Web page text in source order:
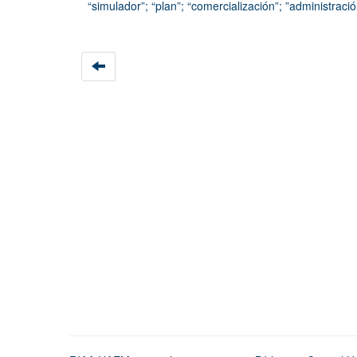
“simulador”; “plan”; “comercialización”;